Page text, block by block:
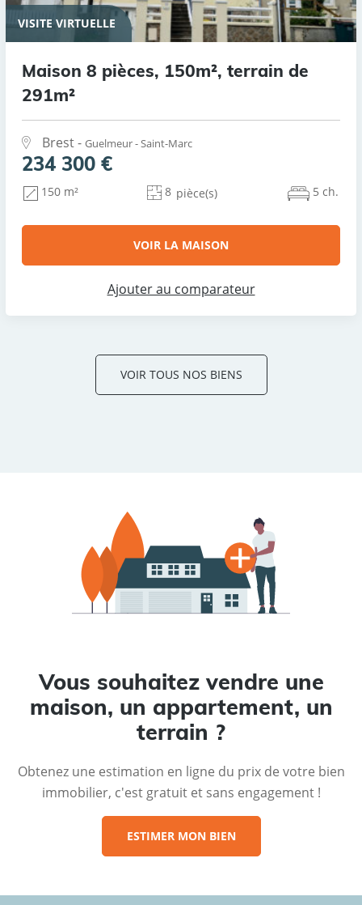
VISITE VIRTUELLE
Maison 8 pièces, 150m², terrain de
291m²
Brest - Guelmeur - Saint-Marc
234 300 €
150 m² 8 pièce(s) 5 ch.
VOIR LA MAISON
Ajouter au comparateur
VOIR TOUS NOS BIENS
Vous souhaitez vendre une
maison, un appartement, un
terrain ?
Obtenez une estimation en ligne du prix de votre bien
immobilier, c'est gratuit et sans engagement !
ESTIMER MON BIEN